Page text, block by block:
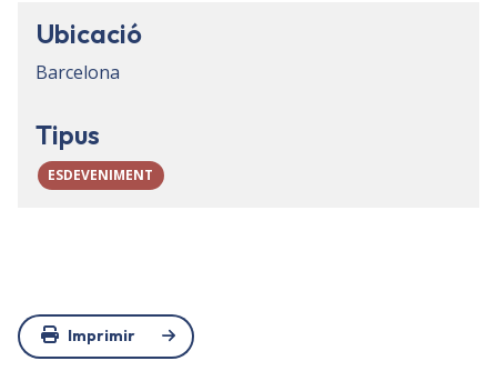
Ubicació
Barcelona
Tipus
ESDEVENIMENT
Imprimir